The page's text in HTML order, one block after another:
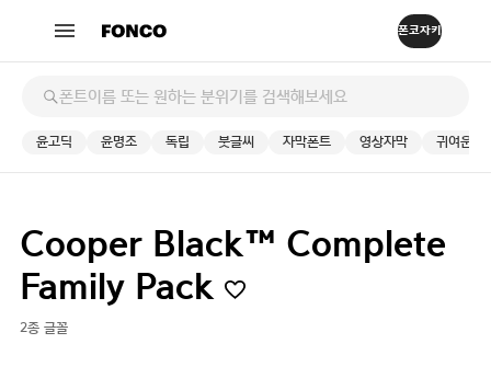
윤고딕 윤명조 독립 붓글씨 자막폰트 영상자막 귀여운
Cooper Black™ Complete
Family Pack
2종 글꼴